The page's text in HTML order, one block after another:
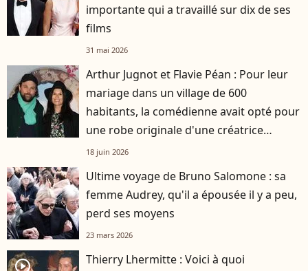
importante qui a travaillé sur dix de ses
films
31 mai 2026
Arthur Jugnot et Flavie Péan : Pour leur
mariage dans un village de 600
habitants, la comédienne avait opté pour
une robe originale d'une créatrice
française
18 juin 2026
Ultime voyage de Bruno Salomone : sa
femme Audrey, qu'il a épousée il y a peu,
perd ses moyens
23 mars 2026
player2
Thierry Lhermitte : Voici à quoi